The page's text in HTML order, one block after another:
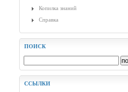
Копилка знаний
Справка
ПОИСК
ССЫЛКИ